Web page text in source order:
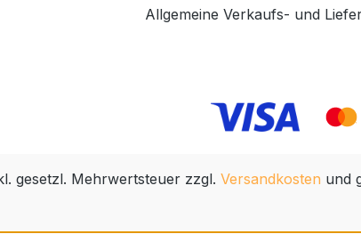
Allgemeine Verkaufs- und
gesetzl. Mehrwertsteuer zzgl. Versandkosten und